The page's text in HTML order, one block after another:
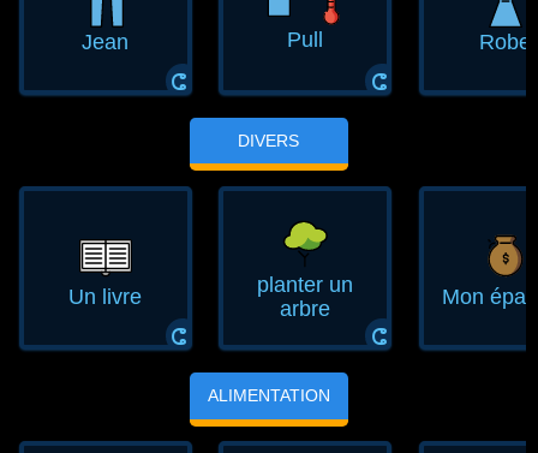
Jean
ⵛ
Pull
ⵛ
Robe
DIVERS
Un livre
ⵛ
planter un
arbre
ⵛ
Mon
ALIMENTATION